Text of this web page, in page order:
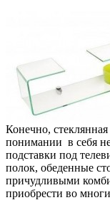
Конечно,
понимании в себя
подставки под
полок, обеденные
причудливыми
приобрести во